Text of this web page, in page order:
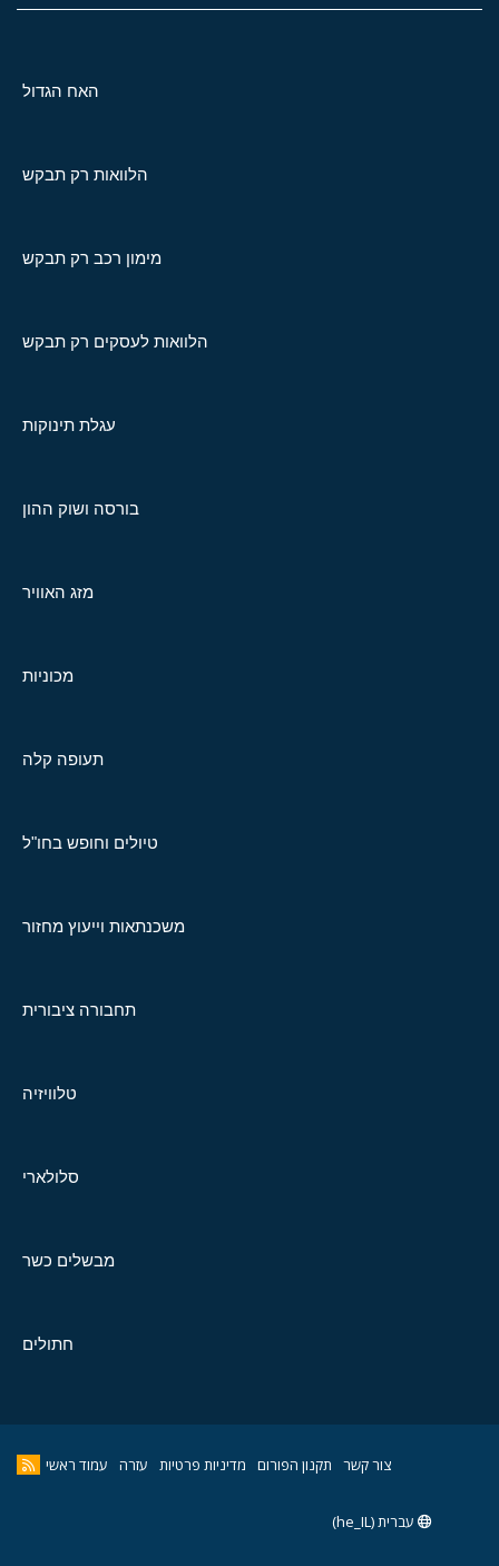
האח הגדול
הלוואות רק תבקש
מימון רכב רק תבקש
הלוואות לעסקים רק תבקש
עגלת תינוקות
בורסה ושוק ההון
מזג האוויר
מכוניות
תעופה קלה
טיולים וחופש בחו"ל
משכנתאות וייעוץ מחזור
תחבורה ציבורית
טלוויזיה
סלולארי
מבשלים כשר
חתולים
צור קשר תקנון הפורום מדיניות פרטיות עזרה עמוד ראשי
עברית (he_IL)